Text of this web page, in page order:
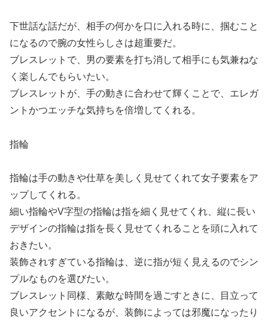
下世話な話だが、相手の何かを口に入れる時に、掴むこと
になるので腕の女性らしさは超重要だ。
ブレスレットで、男の要素を打ち消して相手にも気兼ねな
く楽しんでもらいたい。
ブレスレットが、手の動きに合わせて輝くことで、エレガ
ントかつエッチな気持ちを倍増してくれる。
指輪
指輪は手の動きや仕草を美しく見せてくれて女子要素をア
ップしてくれる。
細い指輪やV字型の指輪は指を細く見せてくれ、縦に長い
デザインの指輪は指を長く見せてくれることを頭に入れて
おきたい。
装飾されすぎている指輪は、逆に指が短く見えるのでシン
プルなものを選びたい。
ブレスレット同様、素敵な時間を過ごすときに、目立って
良いアクセントになるが、装飾によっては邪魔になったり